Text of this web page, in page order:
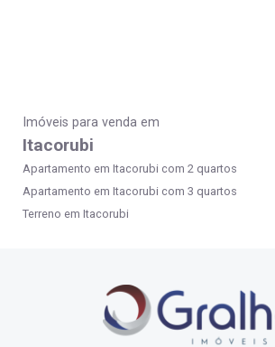
Imóveis para venda em
Itacorubi
Apartamento em Itacorubi com 2 quartos
Apartamento em Itacorubi com 3 quartos
Terreno em Itacorubi